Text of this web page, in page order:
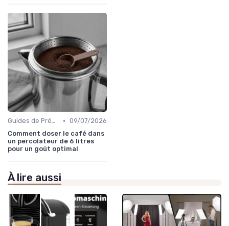
Guides de Préparation • 09/07/2026
Comment doser le café dans
un percolateur de 6 litres
pour un goût optimal
À lire aussi